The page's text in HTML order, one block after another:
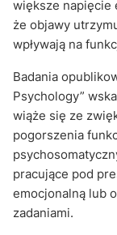
większe napięcie
że objawy
wpływają na
Badania
Psychology”
wiąże się ze
pogorszenia
pracujące pod
emocjonalną lub
zadaniami.